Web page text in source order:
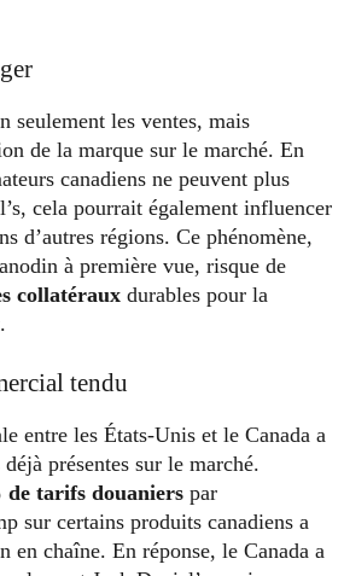
seulement les ventes, mais
de la marque sur le marché. En
canadiens ne peuvent plus
cela pourrait également influencer
d’autres régions. Ce phénomène,
à première vue, risque de
collatéraux durables pour la
tendu
entre les États-Unis et le Canada a
présentes sur le marché.
de tarifs douaniers par
sur certains produits canadiens a
en chaîne. En réponse, le Canada a